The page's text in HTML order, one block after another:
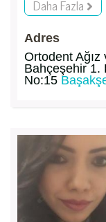
Daha Fazla
Adres
Ortodent Ağız
Bahçeşehir 1.
No:15